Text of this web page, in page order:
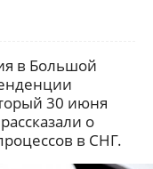
в Большой
30 июня
о
в СНГ.